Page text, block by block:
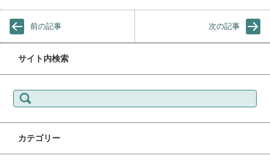
前の記事 次の記事
サイト内検索
検索:
カテゴリー